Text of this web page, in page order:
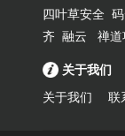
四叶草安全
齐 融云 禅道
关于我们
关于我们 联